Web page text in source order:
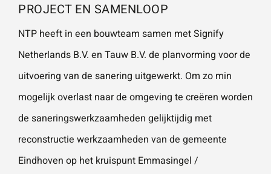
PROJECT EN SAMENLOOP
NTP heeft in een bouwteam samen met Signify
Netherlands B.V. en Tauw B.V. de planvorming voor de
uitvoering van de sanering uitgewerkt. Om zo min
mogelijk overlast naar de omgeving te creëren worden
de saneringswerkzaamheden gelijktijdig met
reconstructie werkzaamheden van de gemeente
Eindhoven op het kruispunt Emmasingel /